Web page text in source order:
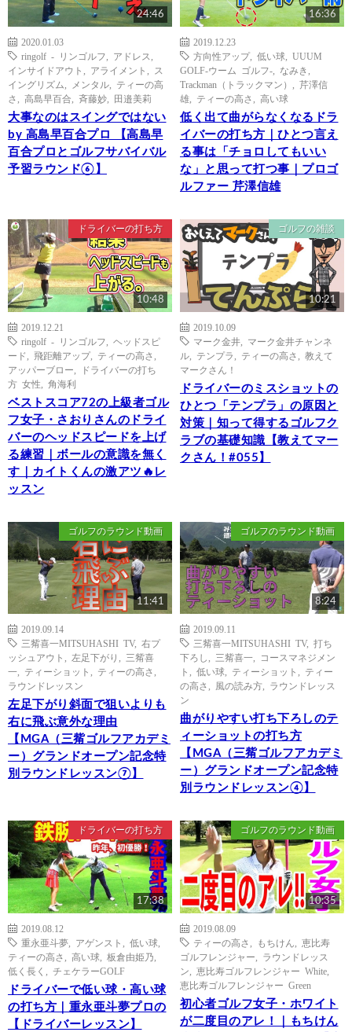
24:46
2020.01.03
ringolf - リンゴルフ
アドレス
インサイドアウト
アライメント
ス
イングリズム
メンタル
ティーの高
さ
高島早百合 斉藤妙 田邉美莉
大事なのはスイングではない
by 高島早百合プロ 【高島早
百合プロとゴルフサバイバル
予習ラウンド⑥】
16:36
2019.12.23
方向性アップ, 低い球
UUUM
GOLF-ウーム ゴルフ-
なみき
Trackman（トラックマン）
芹澤信
雄
ティーの高さ 高い球
低く出て曲がらなくなるドラ
イバーの打ち方｜ひとつ言え
る事は「チョロしてもいい
な」と思って打つ事｜プロゴ
ルファー 芹澤信雄
ドライバーの打ち方
10:48
2019.12.21
ringolf - リンゴルフ
ヘッドスピ
ード
飛距離アップ, ティーの高さ
アッパーブロー
ドライバーの打ち
方 女性
角海利
ベストスコア72の上級者ゴル
フ女子・さおりさんのドライ
バーのヘッドスピードを上げ
る練習｜ボールの意識を無く
す｜カイトくんの激アツ🔥レ
ッスン
ゴルフの雑談
10:21
2019.10.09
マーク金井
マーク金井チャンネ
ル
テンプラ ティーの高さ
教えて
マークさん！
ドライバーのミスショットの
ひとつ「テンプラ」の原因と
対策｜知って得するゴルフク
ラブの基礎知識【教えてマー
クさん！#055】
ゴルフのラウンド動画
11:41
2019.09.14
三觜喜一MITSUHASHI TV, 右プ
ッシュアウト
左足下がり
三觜喜
一
ティーショット ティーの高さ
ラウンドレッスン
左足下がり斜面で狙いよりも
右に飛ぶ意外な理由
【MGA（三觜ゴルフアカデミ
ー）グランドオープン記念特
別ラウンドレッスン⑦】
ゴルフのラウンド動画
8:24
2019.09.11
三觜喜一MITSUHASHI TV, 打ち
下ろし
三觜喜一
コースマネジメン
ト
低い球 ティーショット
ティー
の高さ
風の読み方
ラウンドレッス
ン
曲がりやすい打ち下ろしのテ
ィーショットの打ち方
【MGA（三觜ゴルフアカデミ
ー）グランドオープン記念特
別ラウンドレッスン④】
ドライバーの打ち方
17:38
2019.08.12
重永亜斗夢
アゲンスト 低い球
ティーの高さ
高い球 板倉由姫乃
低く長く
チェケラーGOLF
ドライバーで低い球・高い球
の打ち方｜重永亜斗夢プロの
【ドライバーレッスン】
ゴルフのラウンド動画
10:35
2019.08.09
ティーの高さ
もちけん
恵比寿
ゴルフレンジャー
ラウンドレッス
ン
恵比寿ゴルフレンジャー White
恵比寿ゴルフレンジャー Green
初心者ゴルフ女子・ホワイト
が二度目のアレ！｜もちけん